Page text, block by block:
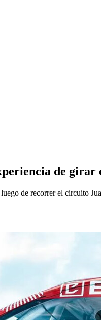
de girar
de recorrer el circuito